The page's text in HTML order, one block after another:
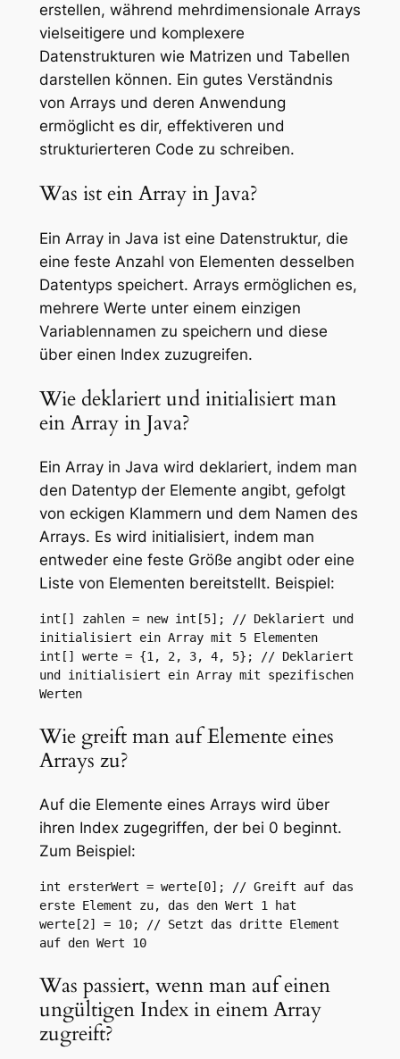
erstellen, während mehrdimensionale Arrays
vielseitigere und komplexere
Datenstrukturen wie Matrizen und Tabellen
darstellen können. Ein gutes Verständnis
von Arrays und deren Anwendung
ermöglicht es dir, effektiveren und
strukturierteren Code zu schreiben.
Was ist ein Array in Java?
Ein Array in Java ist eine Datenstruktur, die
eine feste Anzahl von Elementen desselben
Datentyps speichert. Arrays ermöglichen es,
mehrere Werte unter einem einzigen
Variablennamen zu speichern und diese
über einen Index zuzugreifen.
Wie deklariert und initialisiert man
ein Array in Java?
Ein Array in Java wird deklariert, indem man
den Datentyp der Elemente angibt, gefolgt
von eckigen Klammern und dem Namen des
Arrays. Es wird initialisiert, indem man
entweder eine feste Größe angibt oder eine
Liste von Elementen bereitstellt. Beispiel:
int[] zahlen = new int[5]; // Deklariert und
initialisiert ein Array mit 5 Elementen
int[] werte = {1, 2, 3, 4, 5}; // Deklariert
und initialisiert ein Array mit spezifischen
Werten
Wie greift man auf Elemente eines
Arrays zu?
Auf die Elemente eines Arrays wird über
ihren Index zugegriffen, der bei 0 beginnt.
Zum Beispiel:
int ersterWert = werte[0]; // Greift auf das
erste Element zu, das den Wert 1 hat
werte[2] = 10; // Setzt das dritte Element
auf den Wert 10
Was passiert, wenn man auf einen
ungültigen Index in einem Array
zugreift?